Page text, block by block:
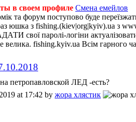
в своем профиле Смена емейлов
та форум поступово буде
юшка з fishing.(kiev|org|kyiv).ua з
свої паролі-логіни
велика. fishing.kyiv.ua Всім гарного
петропавловской ЛЕД -есть?
at 17:42 by жора хлястик